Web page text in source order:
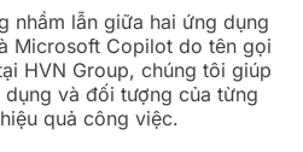
nhầm lẫn giữa hai ứng dụng
Microsoft Copilot do tên gọi
HVN Group, chúng tôi giúp
và đối tượng của từng
quả công việc.